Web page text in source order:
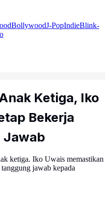
BollywoodJ-PopIndieBlink-
Ketiga, Iko
Bekerja
Jawab
ketiga. Iko Uwais memastikan
jawab kepada